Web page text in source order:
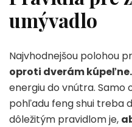
umývadlo
Najvhodnejšou polohou
oproti dverám kúpeľne.
energiu do vnútra. Samo
pohľadu feng shui treba
dôležitým pravidlom je,